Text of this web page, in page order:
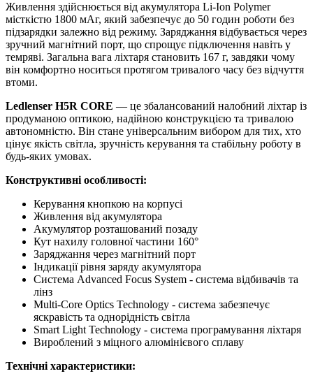
Живлення здійснюється від акумулятора Li-Ion Polymer
місткістю 1800 мАг, який забезпечує до 50 годин роботи без
підзарядки залежно від режиму. Заряджання відбувається через
зручний магнітний порт, що спрощує підключення навіть у
темряві. Загальна вага ліхтаря становить 167 г, завдяки чому
він комфортно носиться протягом тривалого часу без відчуття
втоми.
Ledlenser H5R CORE — це збалансований налобний ліхтар із
продуманою оптикою, надійною конструкцією та тривалою
автономністю. Він стане універсальним вибором для тих, хто
цінує якість світла, зручність керування та стабільну роботу в
будь-яких умовах.
Конструктивні особливості:
Керування кнопкою на корпусі
Живлення від акумулятора
Акумулятор розташований позаду
Кут нахилу головної частини 160°
Заряджання через магнітний порт
Індикації рівня заряду акумулятора
Система Advanced Focus System - система відбивачів та
лінз
Multi-Core Optics Technology - система забезпечує
яскравість та однорідність світла
Smart Light Technology - система програмування ліхтаря
Вироблений з міцного алюмінієвого сплаву
Технічні характеристики: